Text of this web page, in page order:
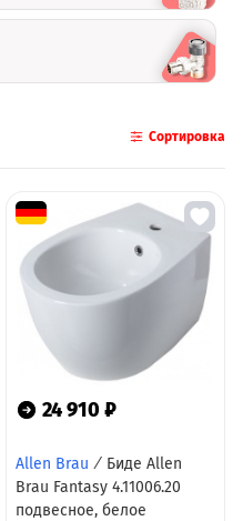
Сортировка
24 910 ₽
Allen Brau / Биде Allen
Brau Fantasy 4.11006.20
подвесное, белое